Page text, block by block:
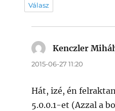
Válasz
Kenczler
2015-06-27 11:20
Hát, izé, én
5.0.0.1-et (Azzal a